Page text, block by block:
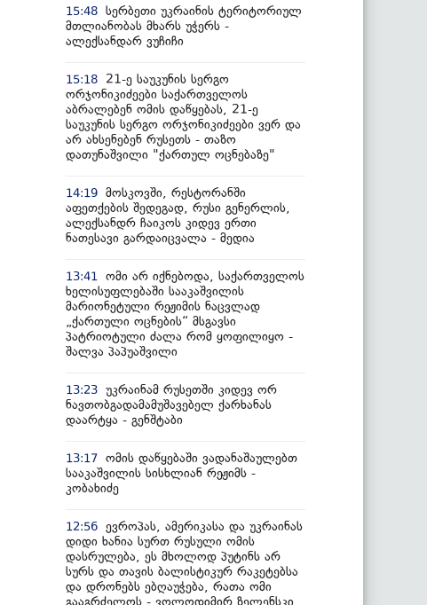
15:48 სერბეთი უკრაინის ტერიტორიულ
მთლიანობას მხარს უჭერს -
ალექსანდარ ვუჩიჩი
15:18
21-ე საუკუნის სერგო
ორჯონიკიძეები საქართველოს
აბრალებენ ომის დაწყებას, 21-ე
საუკუნის სერგო ორჯონიკიძეები ვერ და
არ ახსენებენ რუსეთს - თაზო
დათუნაშვილი "ქართულ ოცნებაზე"
14:19 მოსკოვში, რესტორანში
აფეთქების შედეგად, რუსი გენერლის,
ალექსანდრ ჩაიკოს კიდევ ერთი
ნათესავი გარდაიცვალა - მედია
13:41
ომი არ იქნებოდა, საქართველოს
ხელისუფლებაში სააკაშვილის
მარიონეტული რეჟიმის ნაცვლად
„ქართული ოცნების“ მსგავსი
პატრიოტული ძალა რომ ყოფილიყო -
შალვა პაპუაშვილი
13:23 უკრაინამ რუსეთში კიდევ ორ
ნავთობგადამამუშავებელ ქარხანას
დაარტყა - გენშტაბი
13:17 ომის დაწყებაში ვადანაშაულებთ
სააკაშვილის სისხლიან რეჟიმს -
კობახიძე
12:56 ევროპას, ამერიკასა და უკრაინას
დიდი ხანია სურთ რუსული ომის
დასრულება, ეს მხოლოდ პუტინს არ
სურს და თავის ბალისტიკურ რაკეტებსა
და დრონებს ებღაუჭება, რათა ომი
გააგრძელოს - ვოლოდიმირ ზელენსკი